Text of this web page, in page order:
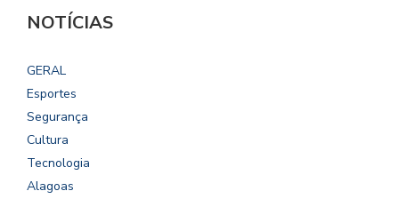
NOTÍCIAS
GERAL
Esportes
Segurança
Cultura
Tecnologia
Alagoas